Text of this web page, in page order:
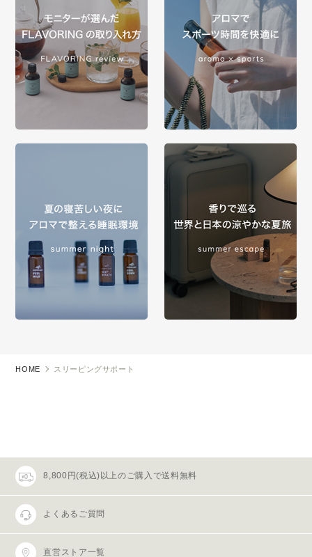
HOME スリーピングサポート
8,800円(税込)以上のご購入で送料無料
よくあるご質問
直営ストア一覧